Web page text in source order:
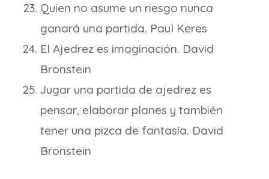
Quien no asume un riesgo nunca
ganará una partida. Paul Keres
El Ajedrez es imaginación. David
Bronstein
Jugar una partida de ajedrez es
pensar, elaborar planes y también
tener una pizca de fantasía. David
Bronstein